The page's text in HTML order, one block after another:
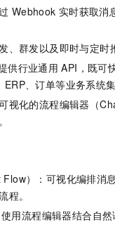
Webhook 实时获取消
、群发以及即时与定时
供行业通用 API，既可
ERP、订单等业务系统集
视化的流程编辑器（
）：可视化编排消
程。
用流程编辑器结合自